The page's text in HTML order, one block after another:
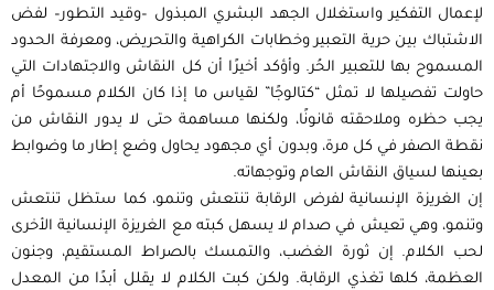
لإعمال التفكير واستغلال الجهد البشري المبذول –وقيد التطور– لفض
الاشتباك بين حرية التعبير وخطابات الكراهية والتحريض، ومعرفة الحدود
المسموح بها للتعبير الحُر. وأؤكد أخيرًا أن كل النقاش والاجتهادات التي
حاولت تفصيلها لا تمثل “كتالوجًا” لقياس ما إذا كان الكلام مسموحًا أم
يجب حظره وملاحقته قانونًا، ولكنها مساهمة حتى لا يدور النقاش من
نقطة الصفر في كل مرة، وبدون أي مجهود يحاول وضع إطار ما وضوابط
بعينها لسياق النقاش العام وتوجهاته.
إن الغريزة اﻹنسانية لفرض الرقابة تنتعش وتنمو، كما ستظل تنتعش
وتنمو، وهي تعيش في صدام لا يسهل كبته مع الغريزة اﻹنسانية اﻷخرى
لحب الكلام. إن ثورة الغضب، والتمسك بالصراط المستقيم، وجنون
العظمة، كلها تغذي الرقابة. ولكن كبت الكلام لا يقلل أبدًا من المعدل